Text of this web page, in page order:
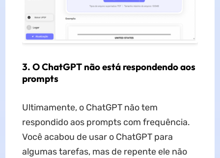
3. O ChatGPT não está respondendo aos
prompts
Ultimamente, o ChatGPT não tem
respondido aos prompts com frequência.
Você acabou de usar o ChatGPT para
algumas tarefas, mas de repente ele não